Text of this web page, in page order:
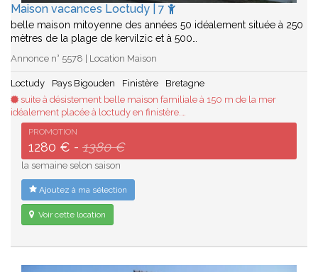
Maison vacances Loctudy | 7
belle maison mitoyenne des années 50 idéalement située à 250
mètres de la plage de kervilzic et à 500…
Annonce n° 5578 | Location Maison
Loctudy Pays Bigouden Finistère
Bretagne
suite à désistement belle maison familiale à 150 m de la mer
idéalement placée à loctudy en finistère.…
PROMOTION
1280 € - 1380 €
la semaine selon saison
Ajoutez à ma sélection
Voir cette location